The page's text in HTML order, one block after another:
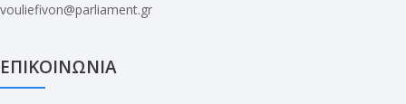
vouliefivon@parliament.gr
ΕΠΙΚΟΙΝΩΝΙΑ